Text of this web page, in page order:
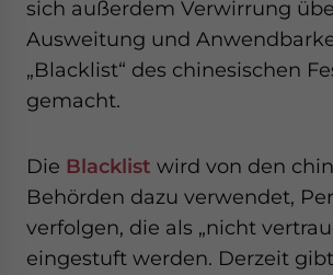
sich außerdem Verwirrung
Ausweitung und
„Blacklist“ des chinesischen
gemacht.
Die Blacklist wird von den
Behörden dazu verwendet,
verfolgen, die als „nicht
eingestuft werden. Derzeit